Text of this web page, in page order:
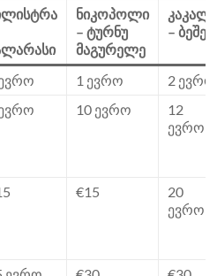
ნიკოპოლი
– ტურნუ
მაგურელე
– ბეშე
1 ევრო 2 ევრო
10 ევრო
12
ევრო
€15
20
ევრო